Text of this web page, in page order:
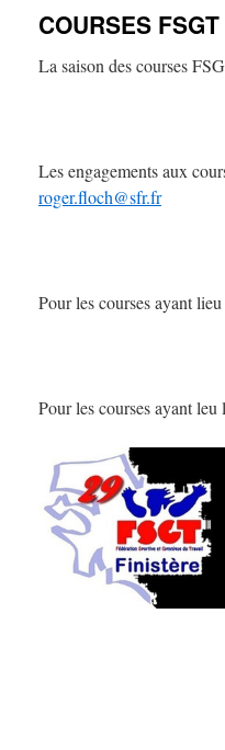
COURSES FSGT
La saison des courses
Les engagements aux
roger.floch@sfr.fr
Pour les courses ayant
Pour les courses ayant